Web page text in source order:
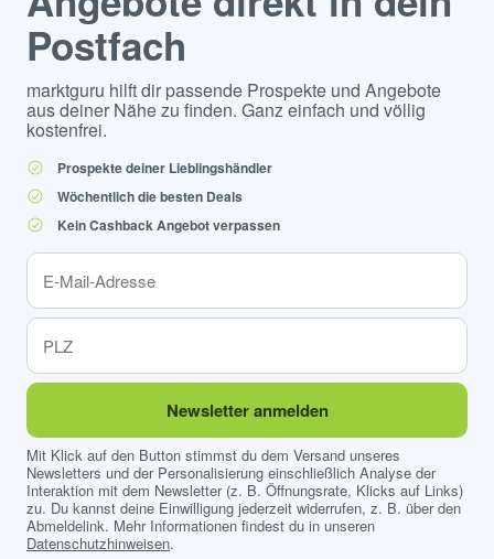
Postfach
marktguru hilft dir passende Prospekte und Angebote
aus deiner Nähe zu finden. Ganz einfach und völlig
kostenfrei.
Prospekte deiner Lieblingshändler
Wöchentlich die besten Deals
Kein Cashback Angebot verpassen
Newsletter anmelden
Mit Klick auf den Button stimmst du dem Versand unseres
Newsletters und der Personalisierung einschließlich Analyse der
Interaktion mit dem Newsletter (z. B. Öffnungsrate, Klicks auf Links)
zu. Du kannst deine Einwilligung jederzeit widerrufen, z. B. über den
Abmeldelink. Mehr Informationen findest du in unseren
Datenschutzhinweisen.